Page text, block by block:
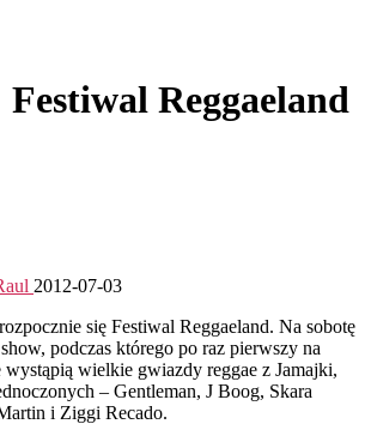
Reggaeland
2012-07-03
się Festiwal Reggaeland. Na sobotę
podczas którego po raz pierwszy na
wielkie gwiazdy reggae z Jamajki,
– Gentleman, J Boog, Skara
i Ziggi Recado.